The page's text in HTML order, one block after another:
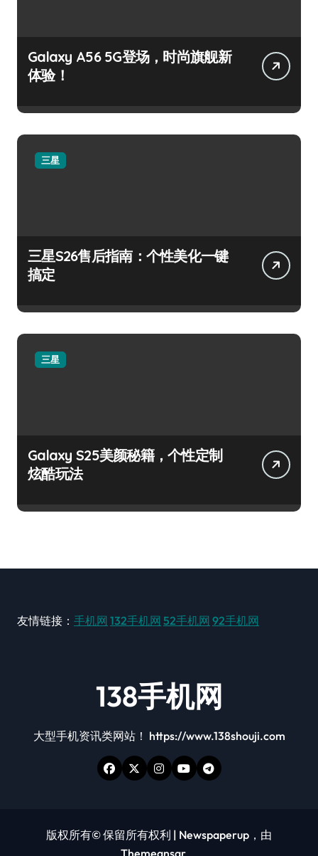
Galaxy A56 5G登场，时尚旗舰新
体验！
三星
三星S26售后指南：个性美化一键
搞定
三星
Galaxy S25美颜秘籍，个性定制
炫酷玩法
友情链接： 手机网 132手机网 52手机网 92手机网
138手机网
大型手机资讯类网站！ https://www.138shouji.com
版权所有© 保留所有权利 | Newspaperup ，由